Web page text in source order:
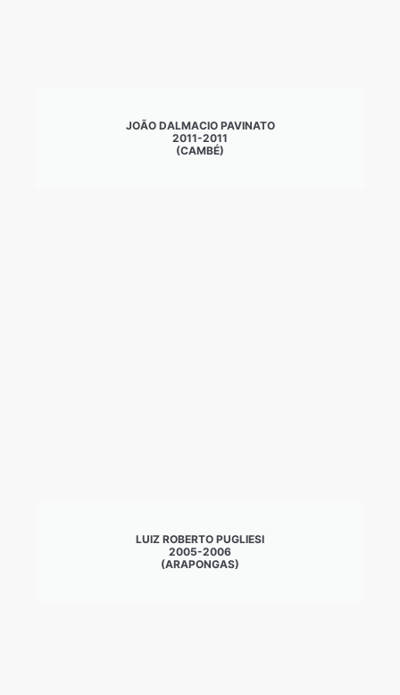
JOÃO DALMACIO PAVINATO
2011-2011
(CAMBÉ)
LUIZ ROBERTO PUGLIESI
2005-2006
(ARAPONGAS)